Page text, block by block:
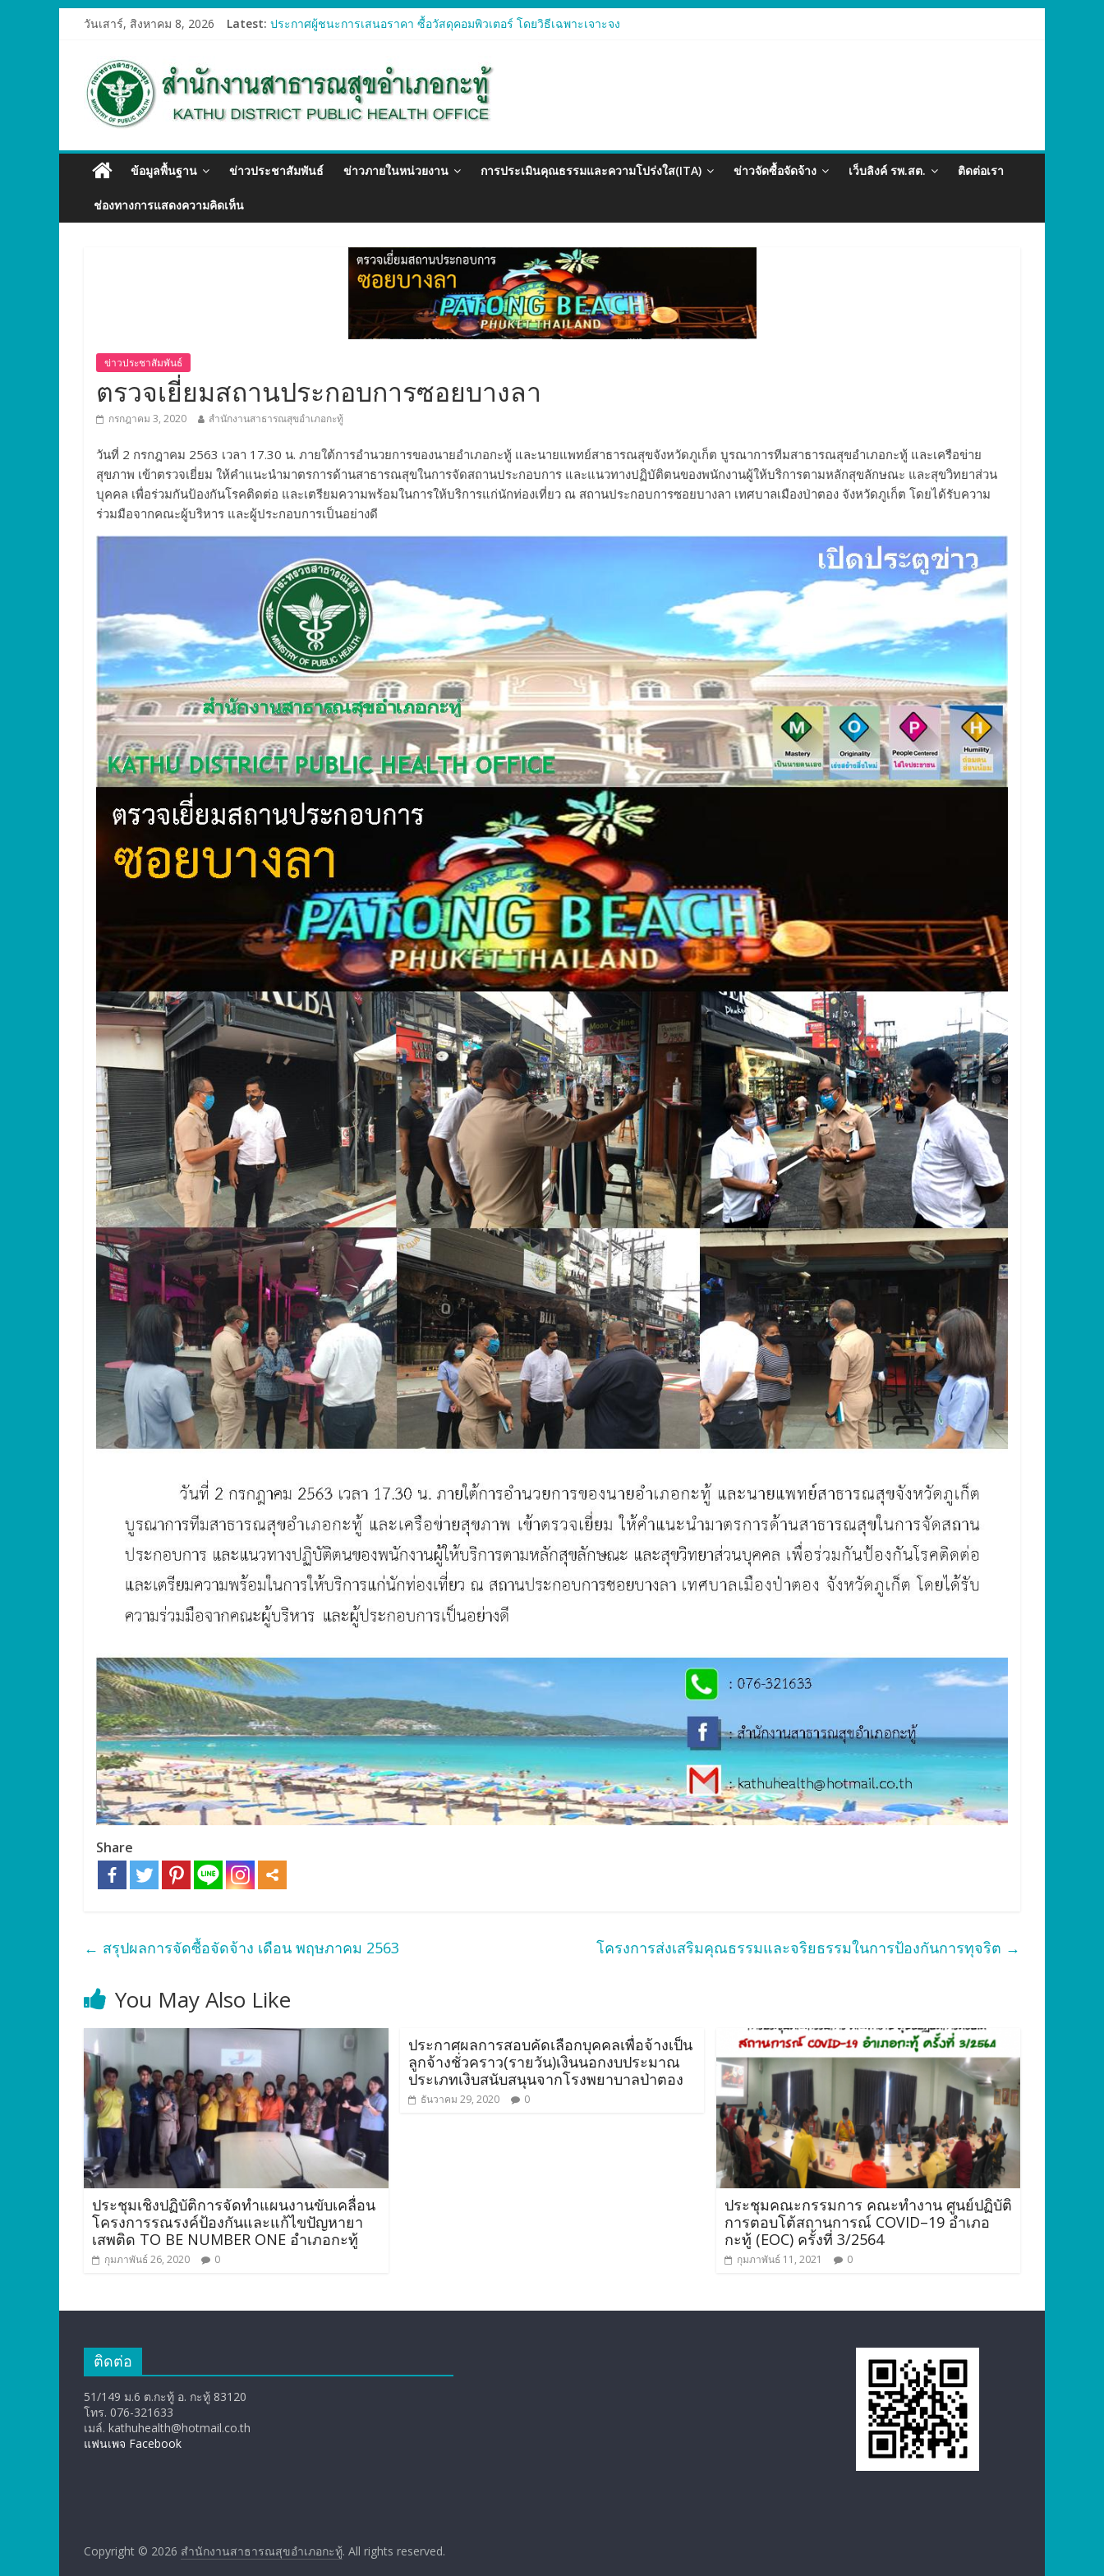
วันเสาร์, สิงหาคม 8, 2026 Latest: ประกาศผู้ชนะการเสนอราคา ซื้อวัสดุคอมพิวเตอร์ โดยวิธีเฉพาะเจาะจง
ประกาศผู้ชนะการเสนอรา ซื้อวัสดุงานบ้านงานครัว โดยวิธีเฉพาะเจาะจง
ประกาศผู้ชนะการเสนอราคา ซื้อวัสดุสำนักงาน โดยวิธีเฉพาะเจาะจง
ข้อมูลพื้นฐาน ข่าวประชาสัมพันธ์ ข่าวภายในหน่วยงาน การประเมินคุณธรรมและความโปร่งใส(ITA) ข่าวจัดซื้อจัดจ้าง เว็บลิงค์ รพ.สต. ติดต่อเรา
ช่องทางการแสดงความคิดเห็น
ข่าวประชาสัมพันธ์
ตรวจเยี่ยมสถานประกอบการซอยบางลา
กรกฎาคม 3, 2020 สำนักงานสาธารณสุขอำเภอกะทู้
วันที่ 2 กรกฎาคม 2563 เวลา 17.30 น. ภายใต้การอำนวยการของนายอำเภอกะทู้ และนายแพทย์สาธารณสุขจังหวัดภูเก็ต บูรณาการทีมสาธารณสุขอำเภอกะทู้ และเครือข่าย
สุขภาพ เข้าตรวจเยี่ยม ให้คำแนะนำมาตรการด้านสาธารณสุขในการจัดสถานประกอบการ และแนวทางปฏิบัติตนของพนักงานผู้ให้บริการตามหลักสุขลักษณะ และสุขวิทยาส่วน
บุคคล เพื่อร่วมกันป้องกันโรคติดต่อ และเตรียมความพร้อมในการให้บริการแก่นักท่องเที่ยว ณ สถานประกอบการซอยบางลา เทศบาลเมืองป่าตอง จังหวัดภูเก็ต โดยได้รับความ
ร่วมมือจากคณะผู้บริหาร และผู้ประกอบการเป็นอย่างดี
Share
← สรุปผลการจัดซื้อจัดจ้าง เดือน พฤษภาคม 2563 โครงการส่งเสริมคุณธรรมและจริยธรรมในการป้องกันการทุจริต →
You May Also Like
ประชุมเชิงปฏิบัติการจัดทำแผนงานขับเคลื่อน
โครงการรณรงค์ป้องกันและแก้ไขปัญหายา
เสพติด TO BE NUMBER ONE อำเภอกะทู้
กุมภาพันธ์ 26, 2020 0
ประกาศผลการสอบคัดเลือกบุคคลเพื่อจ้างเป็น
ลูกจ้างชั่วคราว(รายวัน)เงินนอกงบประมาณ
ประเภทเงิบสนับสนุนจากโรงพยาบาลป่าตอง
ธันวาคม 29, 2020 0
ประชุมคณะกรรมการ คณะทำงาน ศูนย์ปฏิบัติ
การตอบโต้สถานการณ์ COVID–19 อำเภอ
กะทู้ (EOC) ครั้งที่ 3/2564
กุมภาพันธ์ 11, 2021 0
ติดต่อ
51/149 ม.6 ต.กะทู้ อ. กะทู้ 83120
โทร. 076-321633
เมล์. kathuhealth@hotmail.co.th
แฟนเพจ Facebook
Copyright © 2026 สำนักงานสาธารณสุขอำเภอกะทู้. All rights reserved.